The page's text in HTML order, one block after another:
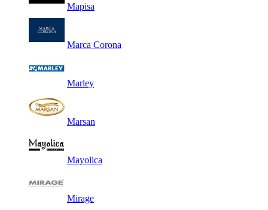
Mapisa
Marca Corona
Marley
Marsan
Mayolica
Mirage